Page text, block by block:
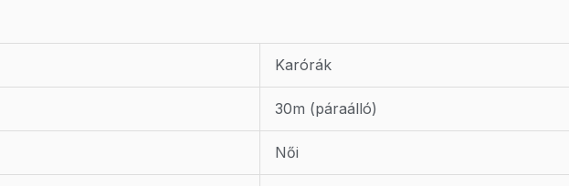
Karórák
30m (páraálló)
Női